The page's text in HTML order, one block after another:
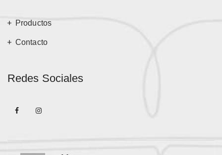
Productos
Contacto
Redes Sociales